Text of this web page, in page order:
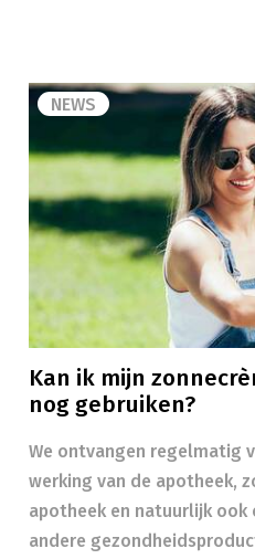
NEWS
Kan ik mijn
nog gebruiken?
We ontvangen regelmatig
werking van de apotheek,
apotheek en natuurlijk ook
andere